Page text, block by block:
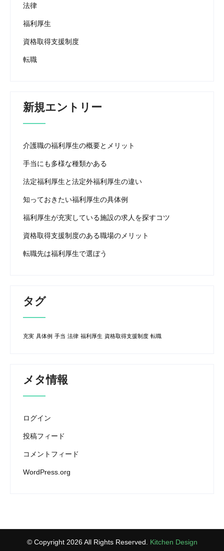
法律
福利厚生
資格取得支援制度
転職
新規エントリー
介護職の福利厚生の概要とメリット
手当にも多様な種類かある
法定福利厚生と法定外福利厚生の違い
知っておきたい福利厚生の具体例
福利厚生が充実している施設の求人を探すコツ
資格取得支援制度のある職場のメリット
転職先は福利厚生で選ぼう
タグ
充実 具体例 手当 法律 福利厚生 資格取得支援制度 転職
メタ情報
ログイン
投稿フィード
コメントフィード
WordPress.org
© Copyright 2026 All Rights Reserved. Kitchen Design